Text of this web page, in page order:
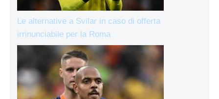
Le alternative a Svilar in caso di offerta
irrinunciabile per la Roma